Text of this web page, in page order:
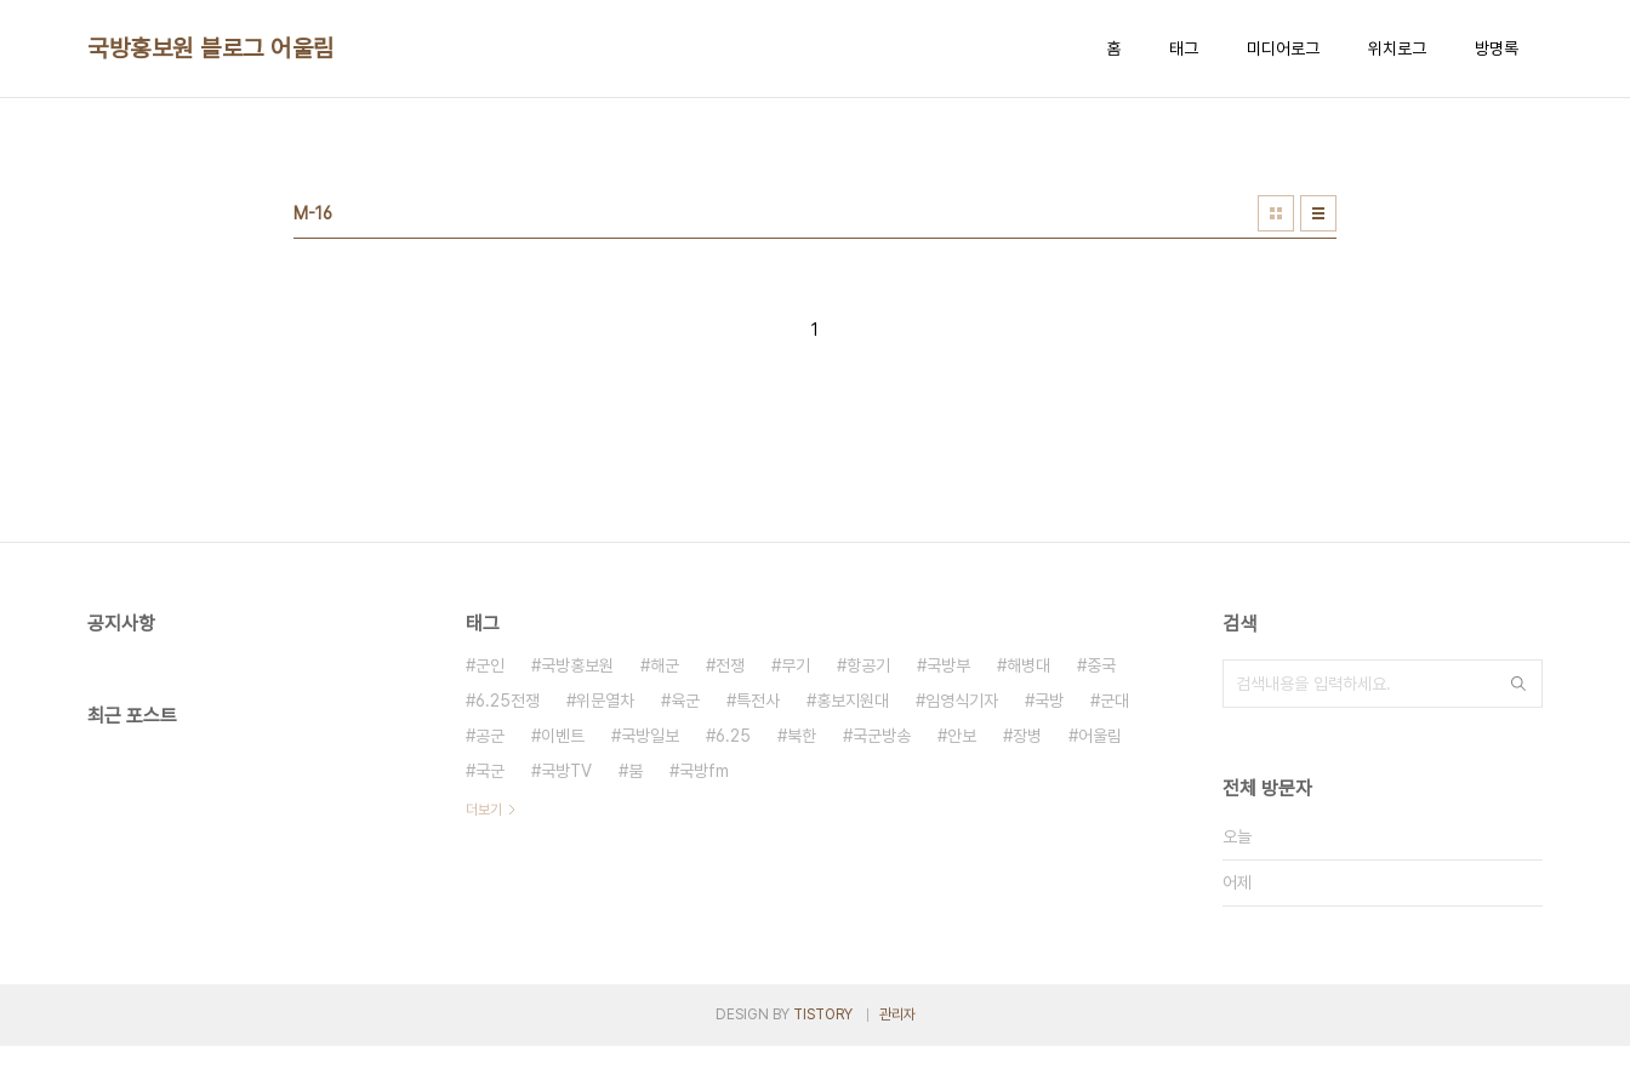
국방홍보원 블로그 어울림 홈 태그 미디어로그 위치로그 방명록
M-16
1
공지사항
최근 포스트
태그
군인 국방홍보원 해군 전쟁 무기 항공기 국방부 해병대
중국
6.25전쟁
위문열차 육군 특전사 홍보지원대 임영식기자 국방
군대
공군
이벤트 국방일보 6.25 북한 국군방송 안보 장병
어울림
국군
국방TV 붐 국방fm
더보기
검색
전체 방문자
오늘
어제
DESIGN BY TISTORY 관리자